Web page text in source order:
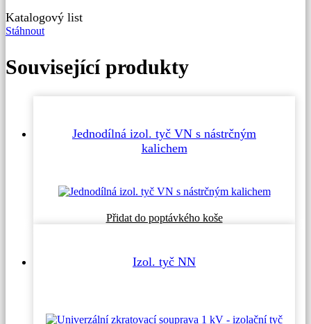
Katalogový list
Stáhnout
Související produkty
Jednodílná izol. tyč VN s nástrčným
kalichem
Přidat do poptávkého košeTento
na
Izol. tyč NN